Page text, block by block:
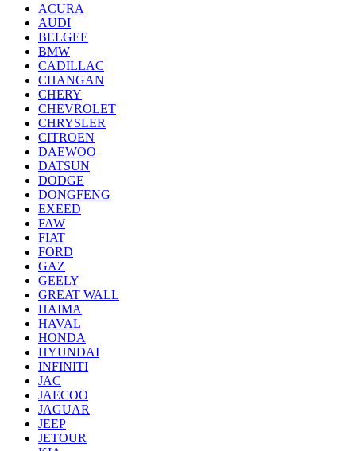
ACURA
AUDI
BELGEE
BMW
CADILLAC
CHANGAN
CHERY
CHEVROLET
CHRYSLER
CITROEN
DAEWOO
DATSUN
DODGE
DONGFENG
EXEED
FAW
FIAT
FORD
GAZ
GEELY
GREAT WALL
HAIMA
HAVAL
HONDA
HYUNDAI
INFINITI
JAC
JAECOO
JAGUAR
JEEP
JETOUR